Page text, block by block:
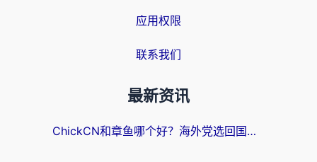
应用权限
联系我们
最新资讯
ChickCN和章鱼哪个好？海外党选回国加速器的3个关键维度 + 实用避坑指南